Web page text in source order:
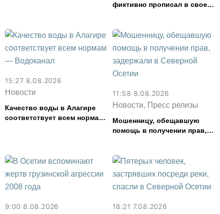
фиктивно прописал в своем
15:27 8.08.2026
Новости
Качество воды в Алагире
соответствует всем нормам
11:58 8.08.2026
Новости, Пресс релизы
Мошенницу, обещавшую
помощь в получении прав,
9:00 8.08.2026
18:21 7.08.2026